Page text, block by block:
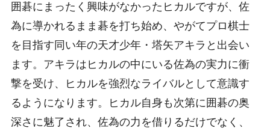
囲碁にまったく興味がなかったヒカルですが、佐
為に導かれるまま碁を打ち始め、やがてプロ棋士
を目指す同い年の天才少年・塔矢アキラと出会い
ます。アキラはヒカルの中にいる佐為の実力に衝
撃を受け、ヒカルを強烈なライバルとして意識す
るようになります。ヒカル自身も次第に囲碁の奥
深さに魅了され、佐為の力を借りるだけでなく、